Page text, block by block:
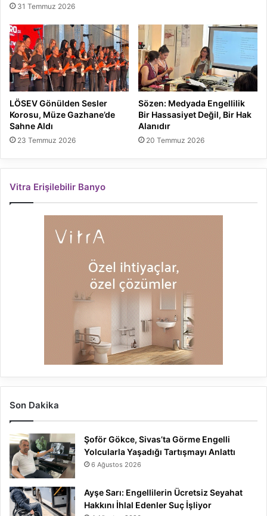
31 Temmuz 2026
LÖSEV Gönülden Sesler
Korosu, Müze Gazhane’de
Sahne Aldı
23 Temmuz 2026
Sözen: Medyada Engellilik
Bir Hassasiyet Değil, Bir Hak
Alanıdır
20 Temmuz 2026
Vitra Erişilebilir Banyo
Son Dakika
Şoför Gökce, Sivas’ta Görme Engelli
Yolcularla Yaşadığı Tartışmayı Anlattı
6 Ağustos 2026
Ayşe Sarı: Engellilerin Ücretsiz Seyahat
Hakkını İhlal Edenler Suç İşliyor